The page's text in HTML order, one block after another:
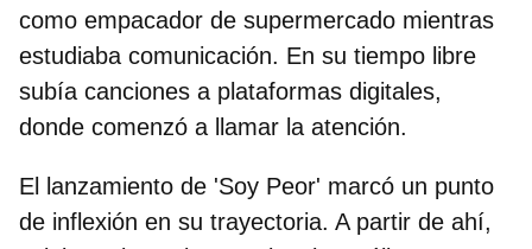
como empacador de supermercado mientras
estudiaba comunicación. En su tiempo libre
subía canciones a plataformas digitales,
donde comenzó a llamar la atención.
El lanzamiento de 'Soy Peor' marcó un punto
de inflexión en su trayectoria. A partir de ahí,